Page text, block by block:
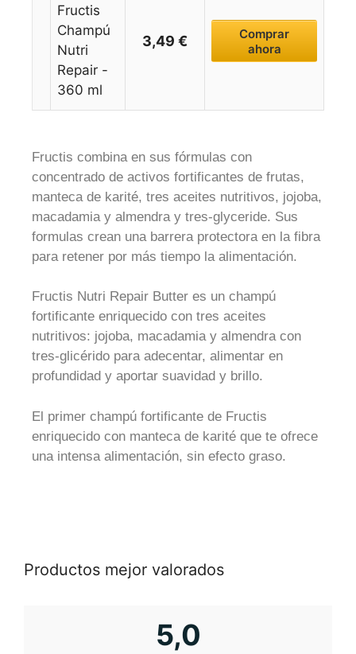
Fructis
Champú
Nutri
Repair -
360 ml
3,49 €
Comprar
ahora
Fructis combina en sus fórmulas con
concentrado de activos fortificantes de frutas,
manteca de karité, tres aceites nutritivos, jojoba,
macadamia y almendra y tres-glyceride. Sus
formulas crean una barrera protectora en la fibra
para retener por más tiempo la alimentación.
Fructis Nutri Repair Butter es un champú
fortificante enriquecido con tres aceites
nutritivos: jojoba, macadamia y almendra con
tres-glicérido para adecentar, alimentar en
profundidad y aportar suavidad y brillo.
El primer champú fortificante de Fructis
enriquecido con manteca de karité que te ofrece
una intensa alimentación, sin efecto graso.
Productos mejor valorados
5,0